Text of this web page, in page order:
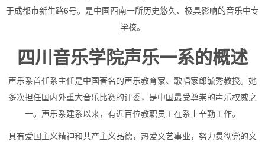
于成都市新生路6号。是中国西南一所历史悠久、极具影响的音乐中专
学校。
四川音乐学院声乐一系的概述
声乐系首任系主任是中国著名的声乐教育家、歌唱家郎毓秀教授。她
多次担任国内外重大音乐比赛的评委，是中国最受尊崇的声乐权威之
一。声乐系建系以来，有近百位教职员工在系上辛勤工作。
具有爱国主义精神和共产主义品德，热爱文艺事业，努力贯彻党的文